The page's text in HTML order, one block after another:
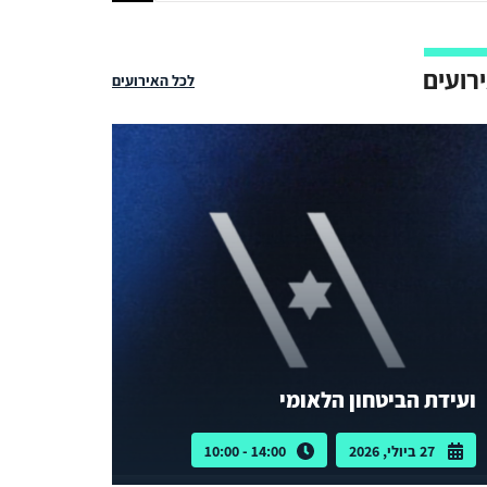
לכל האירועים
ועידת הביטחון הלאומי
27 ביולי, 2026 14:00 - 10:00